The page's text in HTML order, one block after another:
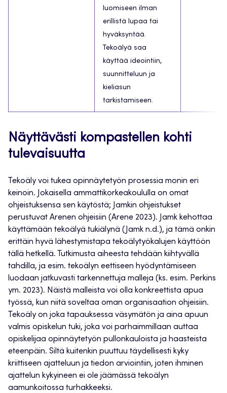
luomiseen ilman
erillistä lupaa tai
hyväksyntää.
Tekoälyä saa
käyttää ideointiin,
suunnitteluun ja
kieliasun
tarkistamiseen.
Näyttävästi kompastellen kohti
tulevaisuutta
Tekoäly voi tukea opinnäytetyön prosessia monin eri
keinoin. Jokaisella ammattikorkeakoululla on omat
ohjeistuksensa sen käytöstä; Jamkin ohjeistukset
perustuvat Arenen ohjeisiin (Arene 2023). Jamk kehottaa
käyttämään tekoälyä tukiälynä (Jamk n.d.), ja tämä onkin
erittäin hyvä lähestymistapa tekoälytyökalujen käyttöön
tällä hetkellä. Tutkimusta aiheesta tehdään kiihtyvällä
tahdilla, ja esim. tekoälyn eettiseen hyödyntämiseen
luodaan jatkuvasti tarkennettuja malleja (ks. esim. Perkins
ym. 2023). Näistä malleista voi olla konkreettista apua
työssä, kun niitä soveltaa oman organisaation ohjeisiin.
Tekoäly on joka tapauksessa väsymätön ja aina apuun
valmis opiskelun tuki, joka voi parhaimmillaan auttaa
opiskelijaa opinnäytetyön pullonkauloista ja haasteista
eteenpäin. Siltä kuitenkin puuttuu täydellisesti kyky
kriittiseen ajatteluun ja tiedon arviointiin, joten ihminen
ajattelun kykyineen ei ole jäämässä tekoälyn
aamunkoitossa turhakkeeksi.